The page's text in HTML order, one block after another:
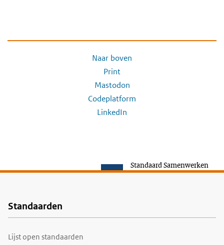
Naar boven
Print
Mastodon
Codeplatform
LinkedIn
Standaard Samenwerken
Voet
Standaarden
Lijst open standaarden